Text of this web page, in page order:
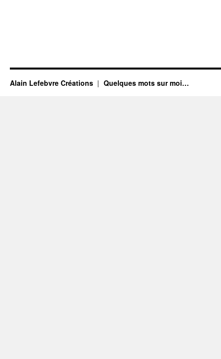
Alain Lefebvre Créations Quelques mots sur moi…